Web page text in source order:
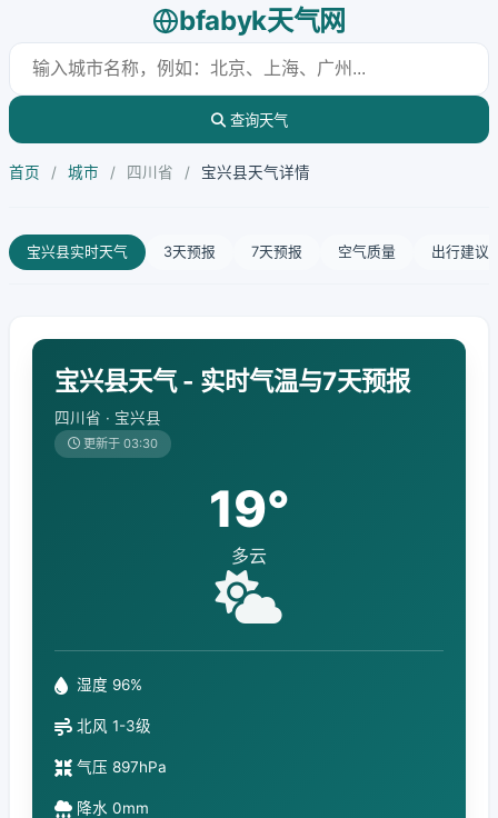
bfabyk天气网
查询天气
首页 / 城市 / 四川省 / 宝兴县天气详情
宝兴县实时天气 3天预报 7天预报 空气质量 出行建议
宝兴县天气 - 实时气温与7天预报
四川省 · 宝兴县
更新于 03:30
19°
多云
湿度 96%
北风 1-3级
气压 897hPa
降水 0mm